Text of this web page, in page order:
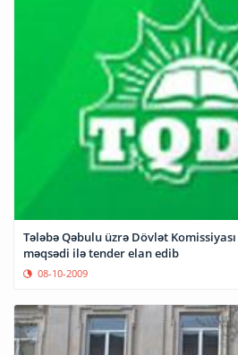
Tələbə Qəbulu üzrə Dövlət Komissiyası
məqsədi ilə tender elan edib
08-10-2009